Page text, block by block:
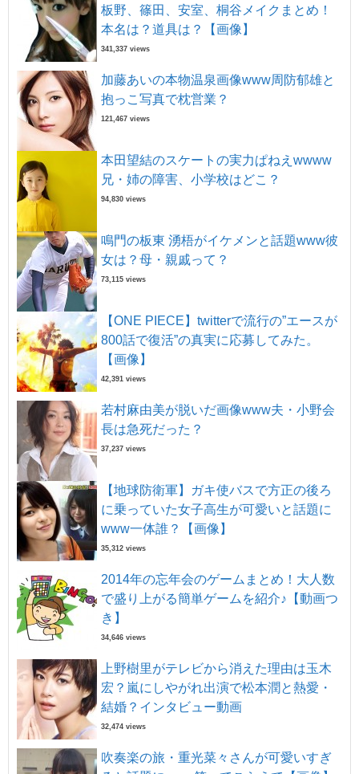
板野、篠田、安室、桐谷メイクまとめ！
本名は？道具は？【画像】
341,337 views
加藤あいの本物温泉画像www周防郁雄と
抱っこ写真で枕営業？
121,467 views
本田望結のスケートの実力ぱねえwwww
兄・姉の障害、小学校はどこ？
94,830 views
鳴門の板東 湧梧がイケメンと話題www彼
女は？母・親戚って？
73,115 views
【ONE PIECE】twitterで流行の”エースが
800話で復活”の真実に応募してみた。
【画像】
42,391 views
若村麻由美が脱いだ画像www夫・小野会
長は急死だった？
37,237 views
【地球防衛軍】ガキ使バスで方正の後ろ
に乗っていた女子高生が可愛いと話題に
www一体誰？【画像】
35,312 views
2014年の忘年会のゲームまとめ！大人数
で盛り上がる簡単ゲームを紹介♪【動画つ
き】
34,646 views
上野樹里がテレビから消えた理由は玉木
宏？嵐にしやがれ出演で松本潤と熱愛・
結婚？インタビュー動画
32,474 views
吹奏楽の旅・重光菜々さんが可愛いすぎ